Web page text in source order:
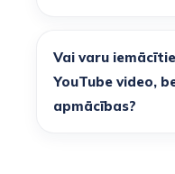
Vai varu
YouTube video,
apmācības?